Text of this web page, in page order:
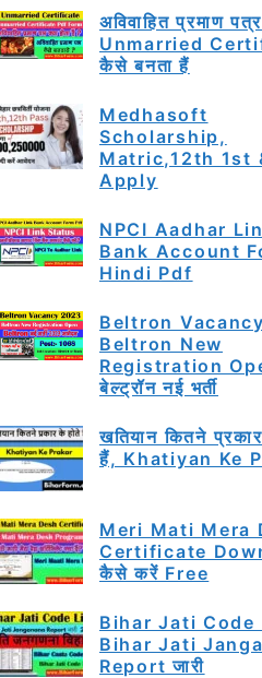
अविवाहित प्रमाण
Unmarried
कैसे बनता हैं
Medhasoft
Scholarship,
Matric,12th 1st
Apply
NPCI Aadhar
Bank Account
Hindi Pdf
Beltron
Beltron New
Registration
बेल्ट्रॉन नई भर्ती
खतियान कितने
हैं, Khatiyan Ke
Meri Mati Mera
Certificate
कैसे करें Free
Bihar Jati Code
Bihar Jati
Report जारी